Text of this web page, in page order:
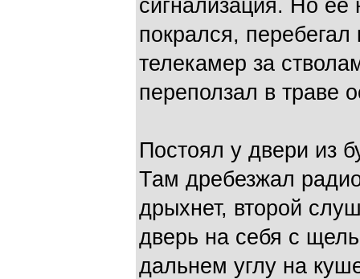
сигнализация. Но
покрался, перебегал
телекамер за
переползал в траве
Постоял у двери из
Там дребезжал
дрыхнет, второй
дверь на себя с
дальнем углу на